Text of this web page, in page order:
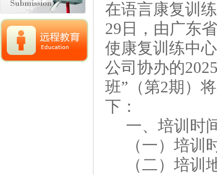
在语言康复训练
29 日 ， 由广东
使康复训练中
公司协办的
班”（第2期）
下：
一、培训时
（一）培训
（二）培训